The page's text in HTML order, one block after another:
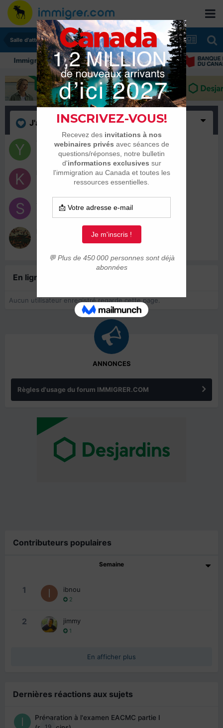
Salle d'attente - échanges de dates
Immigrer au Canada: ressources et conseils
J'aime (4)
Youyou2
2 septembre 2020
konanregis
2 septembre 2020
Sousou1
1 septembre 2020
1 septembre 2020
En ligne récemment
Aucun utilisateur enregistré regarde cette page.
ANNONCES
Règles d'usage du forum IMMIGRER.COM
Contributeurs populaires
Semaine
1 ibnou
2
2 jimmy
1
En afficher plus
Dernières réactions aux sujets
Préparation à l'examen EACMC partie I